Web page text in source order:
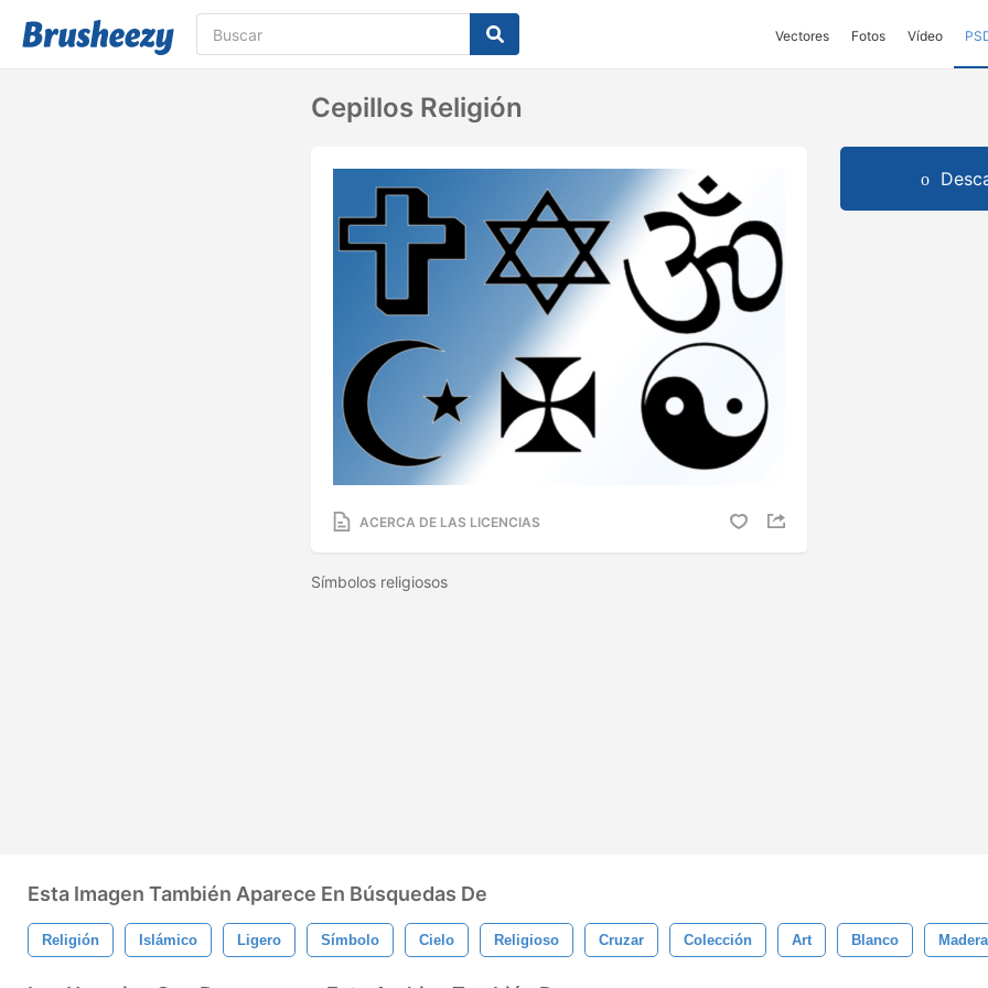
Vectores Fotos Vídeo
Cepillos Religión
ACERCA DE LAS LICENCIAS
Símbolos religiosos
Esta Imagen También Aparece En Búsquedas De
Religión Islámico Ligero Símbolo Cielo Religioso Cruzar Colección Art Blanco Madera